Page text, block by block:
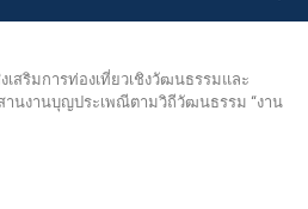
สริมการท่องเที่ยวเชิงวัฒนธรรมและ
านงานบุญประเพณีตามวิถีวัฒนธรรม “งาน